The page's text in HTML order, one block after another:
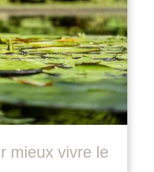
mieux vivre le